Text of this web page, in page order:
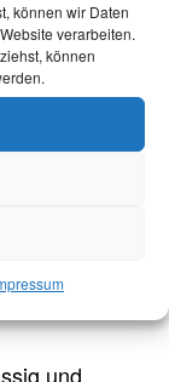
können wir Daten
verarbeiten.
können
und hast
mit
in Sport,
und